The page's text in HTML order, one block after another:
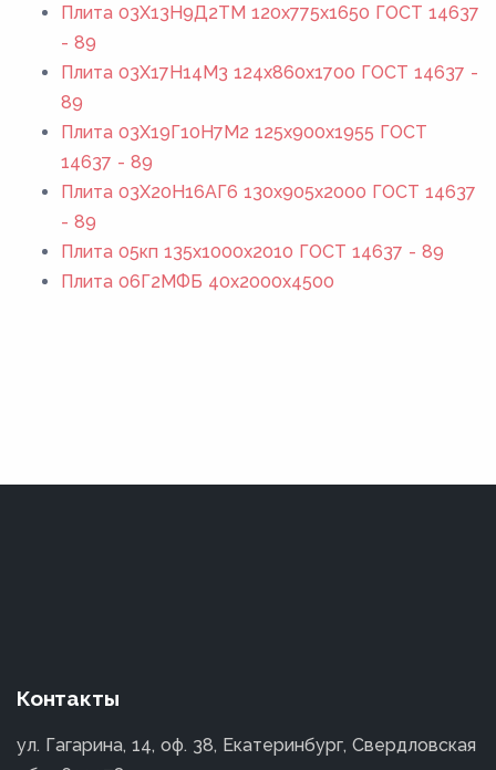
Плита 03Х13Н9Д2ТМ 120x775x1650 ГОСТ 14637
- 89
Плита 03Х17Н14М3 124x860x1700 ГОСТ 14637 -
89
Плита 03Х19Г10Н7М2 125x900x1955 ГОСТ
14637 - 89
Плита 03Х20Н16АГ6 130x905x2000 ГОСТ 14637
- 89
Плита 05кп 135x1000x2010 ГОСТ 14637 - 89
Плита 06Г2МФБ 40x2000x4500
Контакты
ул. Гагарина, 14, оф. 38, Екатеринбург, Свердловская